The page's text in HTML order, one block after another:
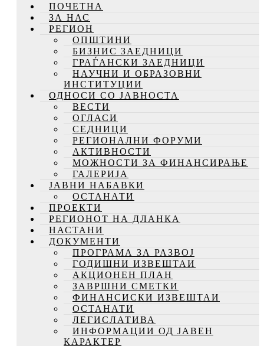
ПОЧЕТНА
ЗА НАС
РЕГИОН
ОПШТИНИ
БИЗНИС ЗАЕДНИЦИ
ГРАЃАНСКИ ЗАЕДНИЦИ
НАУЧНИ И ОБРАЗОВНИ
ИНСТИТУЦИИ
ОДНОСИ СО ЈАВНОСТА
ВЕСТИ
ОГЛАСИ
СЕДНИЦИ
РЕГИОНАЛНИ ФОРУМИ
АКТИВНОСТИ
МОЖНОСТИ ЗА ФИНАНСИРАЊЕ
ГАЛЕРИЈА
ЈАВНИ НАБАВКИ
ОСТАНАТИ
ПРОЕКТИ
РЕГИОНОТ НА ДЛАНКА
НАСТАНИ
ДОКУМЕНТИ
ПРОГРАМА ЗА РАЗВОЈ
ГОДИШНИ ИЗВЕШТАИ
АКЦИОНЕН ПЛАН
ЗАВРШНИ СМЕТКИ
ФИНАНСИСКИ ИЗВЕШТАИ
ОСТАНАТИ
ЛЕГИСЛАТИВА
ИНФОРМАЦИИ ОД ЈАВЕН
КАРАКТЕР